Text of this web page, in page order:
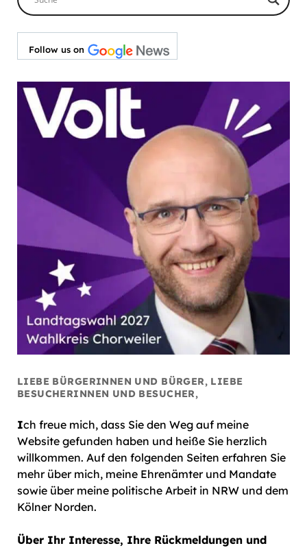
Follow us on
LIEBE BÜRGERINNEN UND BÜRGER, LIEBE
BESUCHERINNEN UND BESUCHER,
Ich freue mich, dass Sie den Weg auf meine
Website gefunden haben und heiße Sie herzlich
willkommen. Auf den folgenden Seiten erfahren Sie
mehr über mich, meine Ehrenämter und Mandate
sowie über meine politische Arbeit in NRW und dem
Kölner Norden.
Über Ihr Interesse, Ihre Rückmeldungen und